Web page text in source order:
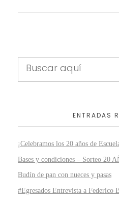
ENTRADAS
¡Celebramos los 20 años de
Bases y condiciones – Sorteo 20
Budín de pan con nueces y pasas
#Egresados Entrevista a Federico